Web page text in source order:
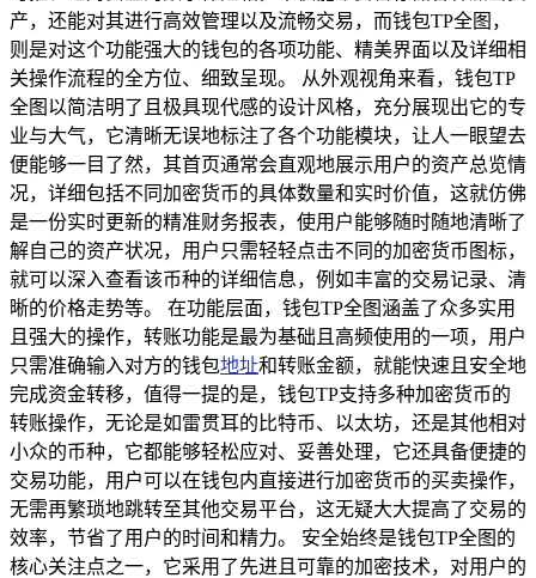
产，还能对其进行高效管理以及流畅交易，而钱包TP全图，
则是对这个功能强大的钱包的各项功能、精美界面以及详细相
关操作流程的全方位、细致呈现。 从外观视角来看，钱包TP
全图以简洁明了且极具现代感的设计风格，充分展现出它的专
业与大气，它清晰无误地标注了各个功能模块，让人一眼望去
便能够一目了然，其首页通常会直观地展示用户的资产总览情
况，详细包括不同加密货币的具体数量和实时价值，这就仿佛
是一份实时更新的精准财务报表，使用户能够随时随地清晰了
解自己的资产状况，用户只需轻轻点击不同的加密货币图标，
就可以深入查看该币种的详细信息，例如丰富的交易记录、清
晰的价格走势等。 在功能层面，钱包TP全图涵盖了众多实用
且强大的操作，转账功能是最为基础且高频使用的一项，用户
只需准确输入对方的钱包地址和转账金额，就能快速且安全地
完成资金转移，值得一提的是，钱包TP支持多种加密货币的
转账操作，无论是如雷贯耳的比特币、以太坊，还是其他相对
小众的币种，它都能够轻松应对、妥善处理，它还具备便捷的
交易功能，用户可以在钱包内直接进行加密货币的买卖操作，
无需再繁琐地跳转至其他交易平台，这无疑大大提高了交易的
效率，节省了用户的时间和精力。 安全始终是钱包TP全图的
核心关注点之一，它采用了先进且可靠的加密技术，对用户的